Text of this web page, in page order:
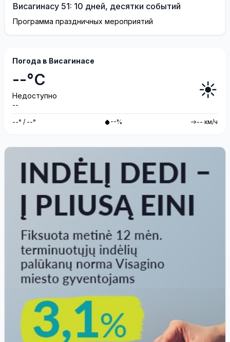
Висагинасу 51: 10 дней, десятки событий
Программа праздничных мероприятий
Погода в Висагинасе
--°C
Недоступно
--
☀️
--° / --° --% -- км/ч